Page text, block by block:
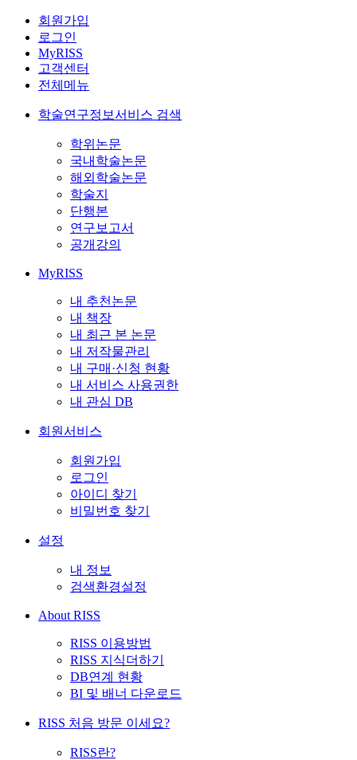
회원가입
로그인
MyRISS
고객센터
전체메뉴
학술연구정보서비스 검색
학위논문
국내학술논문
해외학술논문
학술지
단행본
연구보고서
공개강의
MyRISS
내 추천논문
내 책장
내 최근 본 논문
내 저작물관리
내 구매·신청 현황
내 서비스 사용권한
내 관심 DB
회원서비스
회원가입
로그인
아이디 찾기
비밀번호 찾기
설정
내 정보
검색환경설정
About RISS
RISS 이용방법
RISS 지식더하기
DB연계 현황
BI 및 배너 다운로드
RISS 처음 방문 이세요?
RISS란?